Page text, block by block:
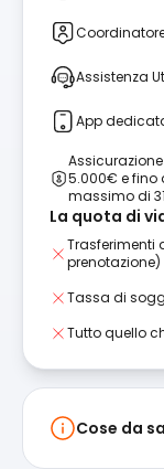
Assistenza
App
5.000€ e fino
massimo di
La quota di
Trasferimenti
prenotazione)
Tassa di
Tutto quello
Cose da